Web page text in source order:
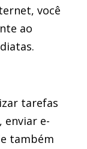
você
ao
tarefas
enviar e-
também